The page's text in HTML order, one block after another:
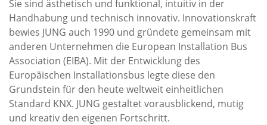
Sie sind ästhetisch und funktional, intuitiv in der
Handhabung und technisch innovativ. Innovationskraft
bewies JUNG auch 1990 und gründete gemeinsam mit
anderen Unternehmen die European Installation Bus
Association (EIBA). Mit der Entwicklung des
Europäischen Installationsbus legte diese den
Grundstein für den heute weltweit einheitlichen
Standard KNX. JUNG gestaltet vorausblickend, mutig
und kreativ den eigenen Fortschritt.